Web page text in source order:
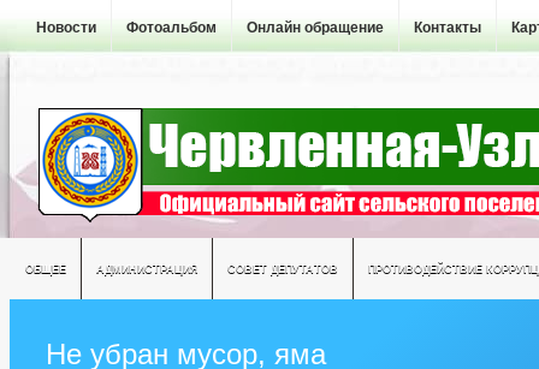
Новости Фотоальбом Онлайн обращение Контакты
ОБЩЕЕ АДМИНИСТРАЦИЯ СОВЕТ ДЕПУТАТОВ ПРОТИВОДЕЙСТВИЕ
Не убран мусор, яма